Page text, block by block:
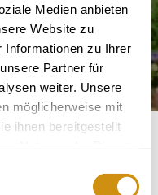
Medien anbieten
Website zu
Informationen zu Ihrer
Partner für
weiter. Unsere
möglicherweise mit
ihnen bereitgestellt